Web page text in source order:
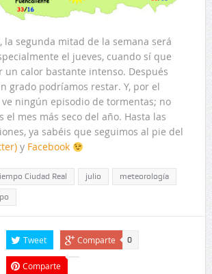
la segunda mitad de la semana será
el jueves, cuando sí que
un calor bastante intenso. Después
grado podríamos restar. Y, por el
ve ningún episodio de tormentas; no
el mes más seco del año. Hasta las
ya sabéis que seguimos al pie del
y Facebook
Ciudad Real julio meteorología
Tweet Comparte 0
Comparte